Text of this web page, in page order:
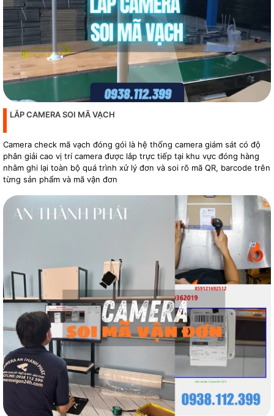
LẮP CAMERA SOI MÃ VẠCH
Camera check mã vạch đóng gói là hệ thống camera giám sát có độ
phân giải cao vị trí camera được lắp trực tiếp tại khu vực đóng hàng
nhằm ghi lại toàn bộ quá trình xử lý đơn và soi rõ mã QR, barcode trên
từng sản phẩm và mã vận đơn